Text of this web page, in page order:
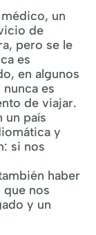
un
de
pero se le
es
en algunos
es
de viajar.
un país
y
si nos
haber
nos
y un